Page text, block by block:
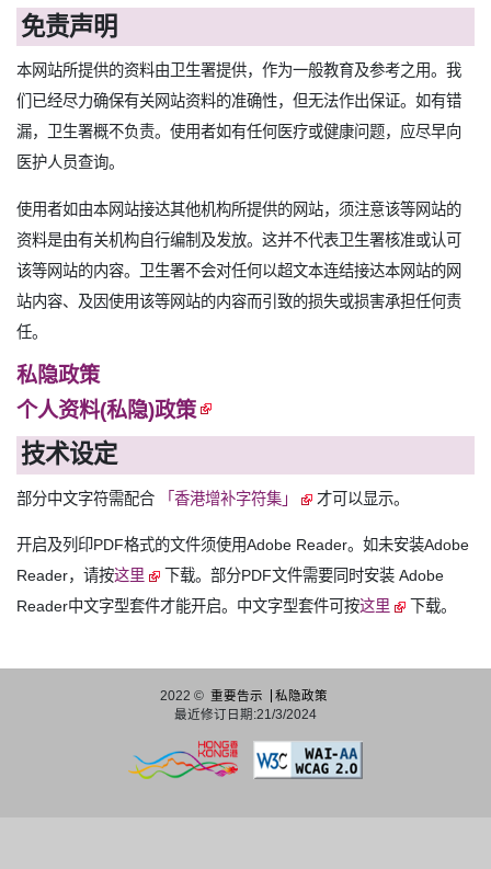
免责声明
本网站所提供的资料由卫生署提供，作为一般教育及参考之用。我
们已经尽力确保有关网站资料的准确性，但无法作出保证。如有错
漏，卫生署概不负责。使用者如有任何医疗或健康问题，应尽早向
医护人员查询。
使用者如由本网站接达其他机构所提供的网站，须注意该等网站的
资料是由有关机构自行编制及发放。这并不代表卫生署核准或认可
该等网站的内容。卫生署不会对任何以超文本连结接达本网站的网
站内容、及因使用该等网站的内容而引致的损失或损害承担任何责
任。
私隐政策
个人资料(私隐)政策
技术设定
部分中文字符需配合 「香港增补字符集」 才可以显示。
开启及列印PDF格式的文件须使用Adobe Reader。如未安装Adobe
Reader，请按这里
下载。部分PDF文件需要同时安装 Adobe
Reader中文字型套件才能开启。中文字型套件可按这里 下载。
2022 © 重要告示
私隐政策
最近修订日期:21/3/2024